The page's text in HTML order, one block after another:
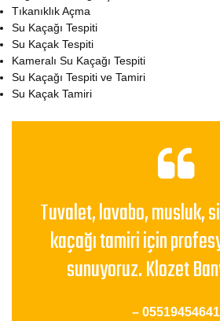
Tıkanıklık Açma
Su Kaçağı Tespiti
Su Kaçak Tespiti
Kameralı Su Kaçağı Tespiti
Su Kaçağı Tespiti ve Tamiri
Su Kaçak Tamiri
Tuvalet, lavabo, musluk,
kaçağı tamiri için
sunuyoruz. Klozet
– 05519454641